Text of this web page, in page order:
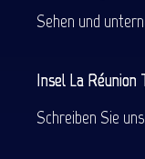
Sehen und
Insel La Réunion
Schreiben Sie uns